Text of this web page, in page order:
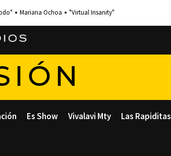
Mariana Ochoa "Virtual Insanity"
Es Show Vivalavi Mty Las Rapiditas